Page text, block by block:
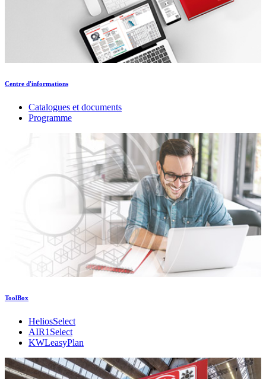
Centre d'informations
Catalogues et documents
Programme
ToolBox
HeliosSelect
AIR1Select
KWLeasyPlan